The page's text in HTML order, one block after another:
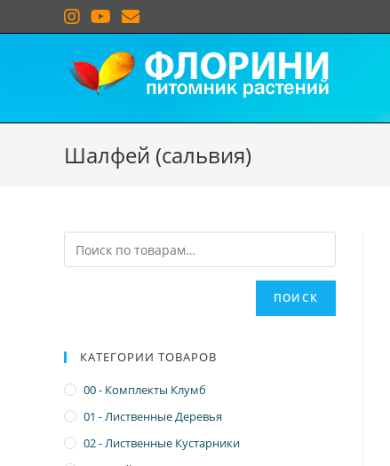
Шалфей (сальвия)
ПОИСК
КАТЕГОРИИ ТОВАРОВ
00 - Комплекты Клумб
01 - Лиственные Деревья
02 - Лиственные Кустарники